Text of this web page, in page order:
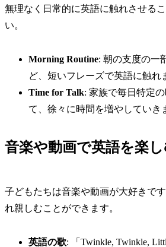
無理なく日常的に英語に触れさせる
い。
Morning Routine: 朝の支度の一
ど、短いフレーズで英語に触れ
Time for Talk: 家族で毎日特定
て、徐々に時間を増やしていき
音楽や動画で英語を楽
子どもたちは音楽や動画が大好きで
れ親しむことができます。
英語の歌: 「Twinkle, Twinkle,